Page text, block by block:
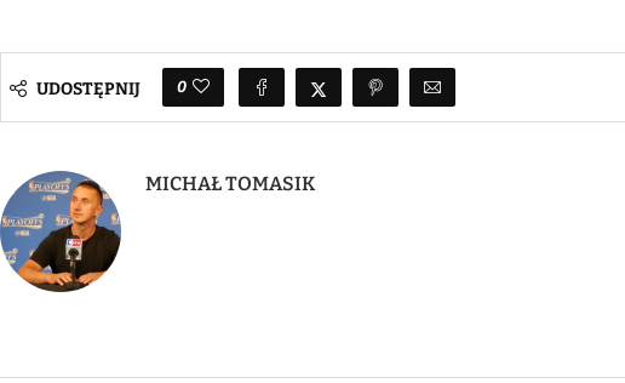
UDOSTĘPNIJ 0
MICHAŁ TOMASIK